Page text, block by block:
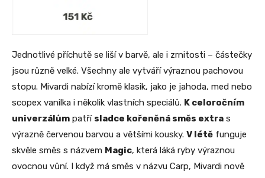
Jednotlivé příchutě se liší v barvě, ale i zrnitosti – částečky
jsou různě velké. Všechny ale vytváří výraznou pachovou
stopu. Mivardi nabízí kromě klasik, jako je jahoda, med nebo
scopex vanilka i několik vlastních speciálů. K celoročním
univerzálům patří sladce kořeněná směs extra s
výrazně červenou barvou a většími kousky. V létě funguje
skvěle směs s názvem Magic, která láká ryby výraznou
ovocnou vůní. I když má směs v názvu Carp, Mivardi nově